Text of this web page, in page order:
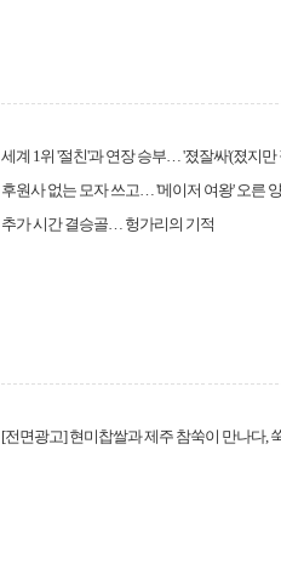
세계 1위 '절친'과 연장 승부… '졌잘싸'(졌지만
후원사 없는 모자 쓰고… '메이저 여왕' 오른
추가 시간 결승골… 헝가리의 기적
[전면광고] 현미찹쌀과 제주 참쑥이 만나다,